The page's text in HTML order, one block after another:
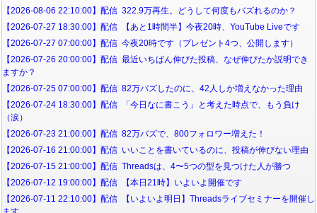
【2026-08-06 22:10:00】配信 322.9万再生。どうして何度もバズれるのか？
【2026-07-27 18:30:00】配信 【あと1時間半】今夜20時、YouTube Liveです
【2026-07-27 07:00:00】配信 今夜20時です（プレゼント4つ、公開します）
【2026-07-26 20:00:00】配信 最近いちばん伸びた投稿、なぜ伸びたか説明でき
ますか？
【2026-07-25 07:00:00】配信 82万バズしたのに、42人しか増えなかった理由
【2026-07-24 18:30:00】配信 「今日なに書こう」と考えた時点で、もう負け
（涙）
【2026-07-23 21:00:00】配信 82万バズで、800フォロワー増えた！
【2026-07-16 21:00:00】配信 いいことを書いているのに、投稿が伸びない理由
【2026-07-15 21:00:00】配信 Threadsは、4〜5つの型を見つけた人が勝つ
【2026-07-12 19:00:00】配信 【本日21時】いよいよ開催です
【2026-07-11 22:10:00】配信 【いよいよ明日】Threadsライブセミナーを開催し